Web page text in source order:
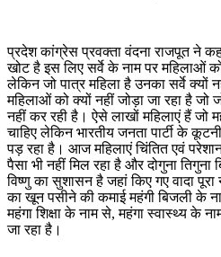
प्रदेश कांग्रेस प्रवक्ता वंदना राजपूत ने
खोट है इस लिए सर्वे के नाम पर महिलाओं
लेकिन जो पात्र महिला है उनका सर्वे क्यों
महिलाओं को क्यों नहीं जोड़ा जा रहा है जो
नहीं कर रही है। ऐसे लाखों महिलाएं हैं जो
चाहिए लेकिन भारतीय जनता पार्टी के
पड़ रहा है। आज महिलाएं चिंतित एवं
पैसा भी नहीं मिल रहा है और दोगुना
विष्णु का सुशासन है जहां किए गए वादा
का खून पसीने की कमाई महंगी बिजली के
महंगा शिक्षा के नाम से, महंगा स्वास्थ्य के
जा रहा है।